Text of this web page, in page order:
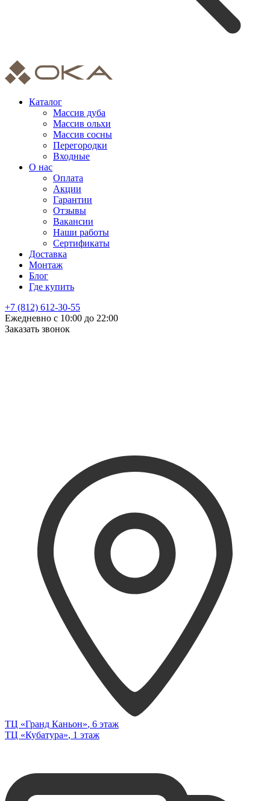
Каталог
Массив дуба
Массив ольхи
Массив сосны
Перегородки
Входные
О нас
Оплата
Акции
Гарантии
Отзывы
Вакансии
Наши работы
Сертификаты
Доставка
Монтаж
Блог
Где купить
+7 (812) 612-30-55
Ежедневно с 10:00 до 22:00
Заказать звонок
ТЦ «Гранд Каньон», 6 этаж
ТЦ «Кубатура», 1 этаж